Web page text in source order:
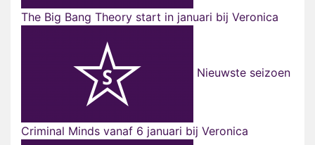
The Big Bang Theory start in januari bij Veronica
Nieuwste seizoen
Criminal Minds vanaf 6 januari bij Veronica